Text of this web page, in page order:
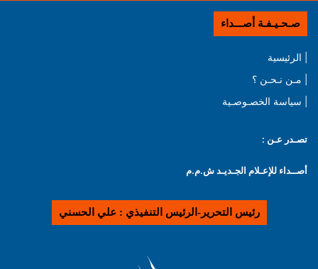
صـحـيـفـة أصـــداء
| الرئيسية
| مـن نـحـن ؟
| سياسة الخصـوصـية
تصـدر عـن :
أصــداء للإعـلام الجـديـد ش.م.م
رئيس التحرير-الرئيس التنفيذي : علي الحسني